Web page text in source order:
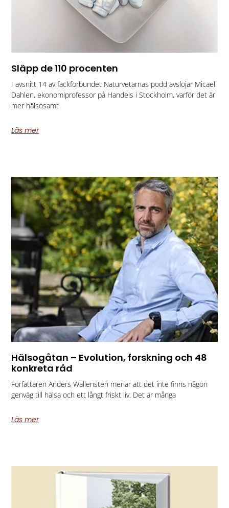
Släpp de 110 procenten
I avsnitt 14 av fackförbundet Naturvetarnas podd avslöjar Micael
Dahlen, ekonomiprofessor på Handels i Stockholm, varför det är
mer hälsosamt
Läs mer
Hälsogåtan – Evolution, forskning och 48
konkreta råd
Författaren Anders Wallensten menar att det inte finns någon
genväg till hälsa och ett långt friskt liv. Det är många
Läs mer